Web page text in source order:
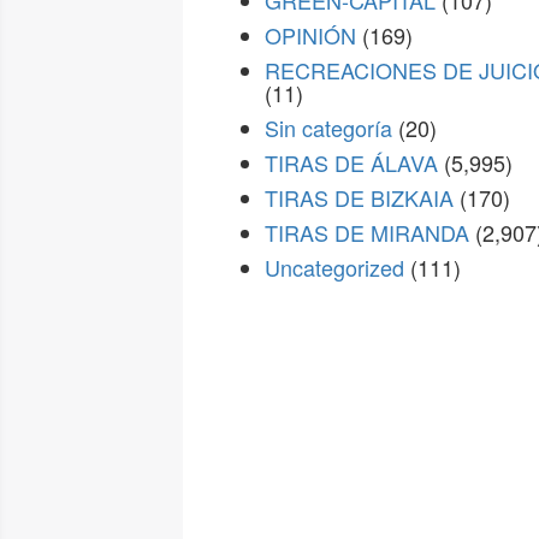
OPINIÓN (169)
RECREACIONES DE
(11)
Sin categoría (20)
TIRAS DE ÁLAVA (5,995)
TIRAS DE BIZKAIA (170)
TIRAS DE MIRANDA
Uncategorized (111)